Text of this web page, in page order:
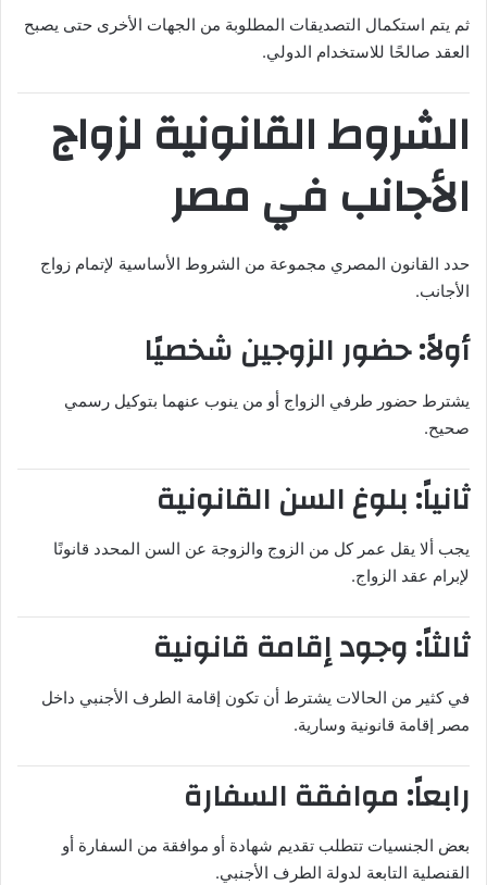
ثم يتم استكمال التصديقات المطلوبة من الجهات الأخرى حتى يصبح
العقد صالحًا للاستخدام الدولي.
الشروط القانونية لزواج
الأجانب في مصر
حدد القانون المصري مجموعة من الشروط الأساسية لإتمام زواج
الأجانب.
أولاً: حضور الزوجين شخصيًا
يشترط حضور طرفي الزواج أو من ينوب عنهما بتوكيل رسمي
صحيح.
ثانياً: بلوغ السن القانونية
يجب ألا يقل عمر كل من الزوج والزوجة عن السن المحدد قانونًا
لإبرام عقد الزواج.
ثالثاً: وجود إقامة قانونية
في كثير من الحالات يشترط أن تكون إقامة الطرف الأجنبي داخل
مصر إقامة قانونية وسارية.
رابعاً: موافقة السفارة
بعض الجنسيات تتطلب تقديم شهادة أو موافقة من السفارة أو
القنصلية التابعة لدولة الطرف الأجنبي.